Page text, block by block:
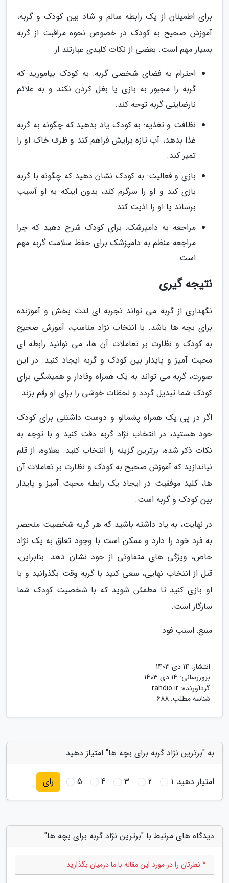
برای اطمینان از یک رابطه سالم و شاد بین کودک و گربه،
آموزش صحیح به کودک در خصوص نحوه مراقبت از گربه
بسیار مهم است. بعضی از نکات کلیدی عبارتند از:
احترام به فضای شخصی گربه: به کودک بیاموزید که
گربه را مجبور به بازی یا بغل کردن نکند و به علائم
نارضایتی گربه توجه کند.
نظافت و تغذیه: به کودک یاد بدهید که چگونه به گربه
غذا بدهد، آب تازه برایش فراهم کند و ظرف خاک او را
تمیز کند.
بازی و فعالیت: به کودک نشان دهید که چگونه با گربه
بازی کند و او را سرگرم کند، بدون اینکه به او آسیب
برساند یا او را اذیت کند.
مراجعه به دامپزشک: برای کودک شرح دهید که چرا
مراجعه منظم به دامپزشک برای حفظ سلامت گربه مهم
است.
نتیجه گیری
نگهداری از گربه می تواند تجربه ای لذت بخش و آموزنده
برای بچه ها باشد. با انتخاب نژاد مناسب، آموزش صحیح
به کودک و نظارت بر تعاملات آن ها، می توانید رابطه ای
محبت آمیز و پایدار بین کودک و گربه ایجاد کنید. در این
صورت، گربه می تواند به یک همراه وفادار و همیشگی برای
کودک شما تبدیل گردد و لحظات خوشی را برای او رقم بزند.
اگر در پی یک همراه پشمالو و دوست داشتنی برای کودک
خود هستید، در انتخاب نژاد گربه دقت کنید و با توجه به
نکات ذکر شده، برترین گزینه را انتخاب کنید. بعلاوه، از قلم
نیاندازید که آموزش صحیح به کودک و نظارت بر تعاملات آن
ها، کلید موفقیت در ایجاد یک رابطه محبت آمیز و پایدار
بین کودک و گربه است.
در نهایت، به یاد داشته باشید که هر گربه شخصیت منحصر
به فرد خود را دارد و ممکن است با وجود تعلق به یک نژاد
خاص، ویژگی های متفاوتی از خود نشان دهد. بنابراین،
قبل از انتخاب نهایی، سعی کنید با گربه وقت بگذرانید و با
او بازی کنید تا مطمئن شوید که با شخصیت کودک شما
سازگار است.
منبع: اسنپ فود
انتشار: 14 دی 1403
بروزرسانی: 14 دی 1403
گردآورنده: rahdio.ir
شناسه مطلب: 688
به "برترین نژاد گربه برای بچه ها" امتیاز دهید
امتیاز دهید:1
2
3
4
5 رای
دیدگاه های مرتبط با "برترین نژاد گربه برای بچه ها"
* نظرتان را در مورد این مقاله با ما درمیان بگذارید